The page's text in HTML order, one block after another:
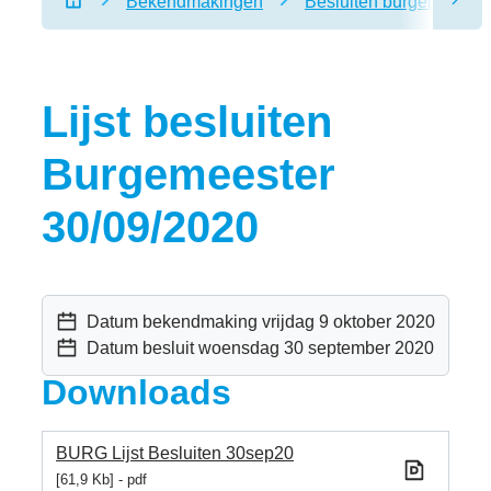
Startpagina
Lijst besluiten
Burgemeester
30/09/2020
Datum bekendmaking vrijdag 9 oktober 2020
Datum besluitwoensdag 30 september 2020
Downloads
BURG Lijst Besluiten 30sep20
61,9 Kb pdf